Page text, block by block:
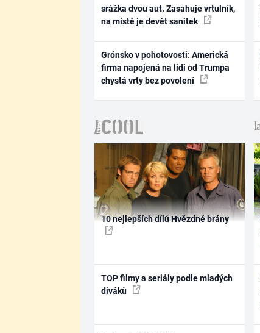
srážka dvou aut. Zasahuje vrtulník,
na místě je devět sanitek
Grónsko v pohotovosti: Americká
firma napojená na lidi od Trumpa
chystá vrty bez povolení
10 nejlepších dílů Hvězdné brány
TOP filmy a seriály podle mladých
diváků